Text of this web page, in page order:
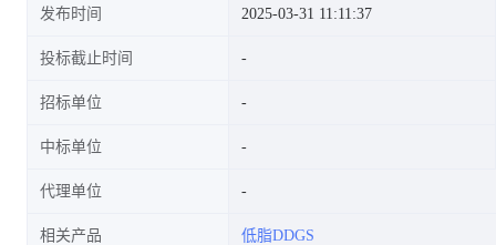
发布时间 2025-03-31 11:11:37
投标截止时间
招标单位
中标单位
代理单位
相关产品 低脂DDGS